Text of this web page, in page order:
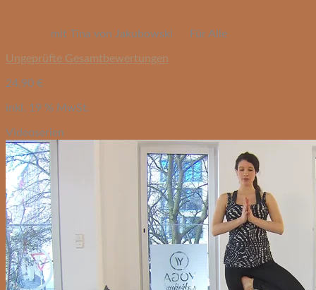
mit Tina von Jakubowski Für Alle
Ungeprüfte Gesamtbewertungen
24,90 €
inkl. 19 % MwSt.
Videoserien